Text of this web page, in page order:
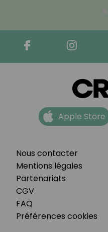
Nous contacter
Mentions légales
Partenariats
CGV
FAQ
Préférences cookies
Apple Store